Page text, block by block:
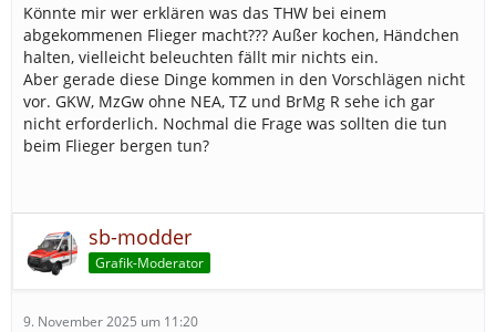
-
Weitere Varianten wie mit Drohne oder Betreuung und
Verpflegung hätte ich vorerst nicht mit vorgesehen.
Was haltet ihr von der Idee
Könnte mir wer erklären was das THW bei einem
abgekommenen Flieger macht??? Außer kochen, Händchen
halten, vielleicht beleuchten fällt mir nichts ein.
Aber gerade diese Dinge kommen in den Vorschlägen nicht
vor. GKW, MzGw ohne NEA, TZ und BrMg R sehe ich gar
nicht erforderlich. Nochmal die Frage was sollten die tun
beim Flieger bergen tun?
sb-modder
Grafik-Moderator
9. November 2025 um 11:20